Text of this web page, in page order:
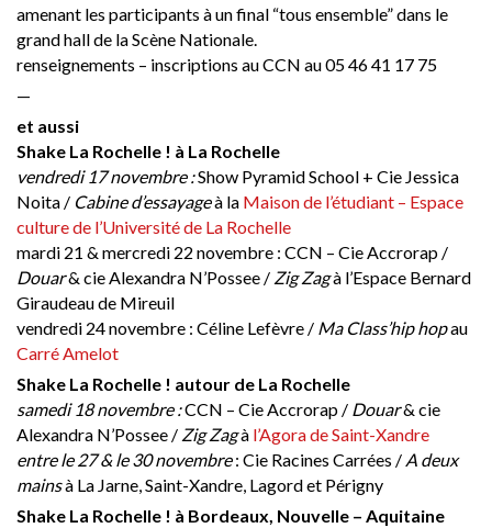
amenant les participants à un final “tous ensemble” dans le
grand hall de la Scène Nationale.
renseignements – inscriptions au CCN au 05 46 41 17 75
—
et aussi
Shake La Rochelle ! à La Rochelle
vendredi 17 novembre :Show Pyramid School + Cie Jessica
Noita / Cabine d’essayageà la Maison de l’étudiant – Espace
culture de l’Université de La Rochelle
mardi 21 & mercredi 22 novembre : CCN – Cie Accrorap /
Douar& cie Alexandra N’Possee / Zig Zagà l’Espace Bernard
Giraudeau de Mireuil
vendredi 24 novembre : Céline Lefèvre / Ma Class’hip hopau
Carré Amelot
Shake La Rochelle ! autour de La Rochelle
samedi 18 novembre :CCN – Cie Accrorap / Douar& cie
Alexandra N’Possee / Zig Zagà l’Agora de Saint-Xandre
entre le 27 & le 30 novembre: Cie Racines Carrées / A deux
mainsà La Jarne, Saint-Xandre, Lagord et Périgny
Shake La Rochelle ! à Bordeaux, Nouvelle – Aquitaine